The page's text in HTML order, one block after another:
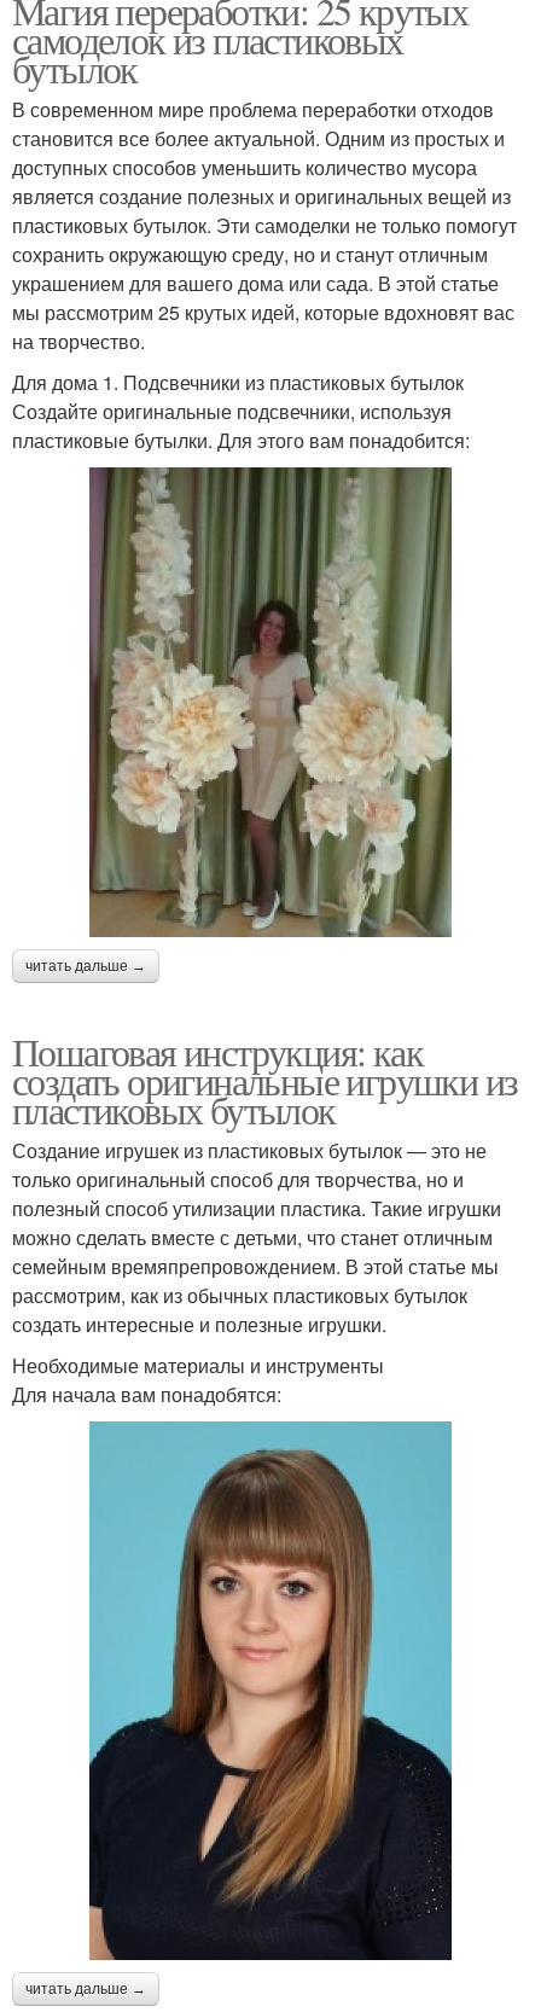
Магия переработки: 25 крутых
самоделок из пластиковых
бутылок
В современном мире проблема переработки отходов
становится все более актуальной. Одним из простых и
доступных способов уменьшить количество мусора
является создание полезных и оригинальных вещей из
пластиковых бутылок. Эти самоделки не только помогут
сохранить окружающую среду, но и станут отличным
украшением для вашего дома или сада. В этой статье
мы рассмотрим 25 крутых идей, которые вдохновят вас
на творчество.
Для дома 1. Подсвечники из пластиковых бутылок
Создайте оригинальные подсвечники, используя
пластиковые бутылки. Для этого вам понадобится:
читать дальше →
Пошаговая инструкция: как
создать оригинальные игрушки из
пластиковых бутылок
Создание игрушек из пластиковых бутылок — это не
только оригинальный способ для творчества, но и
полезный способ утилизации пластика. Такие игрушки
можно сделать вместе с детьми, что станет отличным
семейным времяпрепровождением. В этой статье мы
рассмотрим, как из обычных пластиковых бутылок
создать интересные и полезные игрушки.
Необходимые материалы и инструменты
Для начала вам понадобятся:
читать дальше →